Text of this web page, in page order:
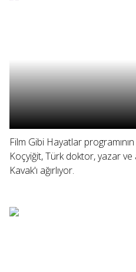
Film Gibi Hayatlar
Koçyiğit, Türk doktor, yazar
Kavak'ı ağırlıyor.